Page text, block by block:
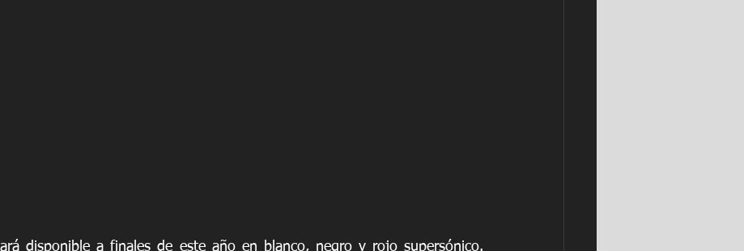
disponible a finales de este año en blanco, negro y rojo supersónico.